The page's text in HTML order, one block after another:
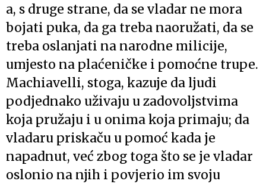
a, s druge strane, da se vladar ne mora
bojati puka, da ga treba naoružati, da se
treba oslanjati na narodne milicije,
umjesto na plaćeničke i pomoćne trupe.
Machiavelli, stoga, kazuje da ljudi
podjednako uživaju u zadovoljstvima
koja pružaju i u onima koja primaju; da
vladaru priskaču u pomoć kada je
napadnut, već zbog toga što se je vladar
oslonio na njih i povjerio im svoju